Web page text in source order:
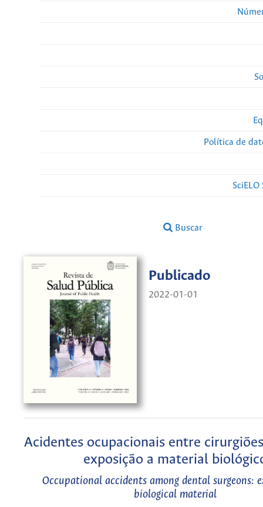
Política de
Buscar
Publicado
2022-01-01
Acidentes ocupacionais entre
exposição a material
Occupational accidents among dental surgeons:
biological material